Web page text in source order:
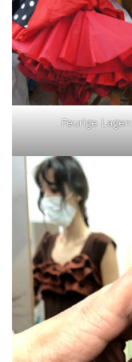
Feurige Lagen